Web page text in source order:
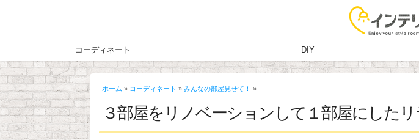
コーディネート DIY
ホーム » コーディネート » みんなの部屋見せて！ »
３部屋をリノベーションして１部屋にした